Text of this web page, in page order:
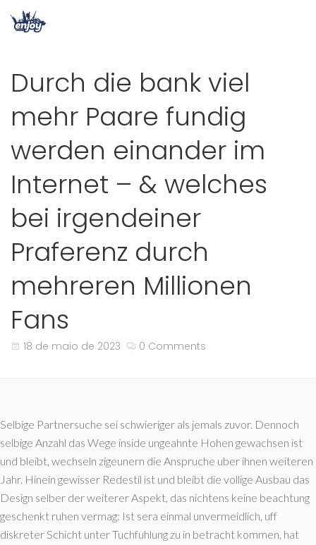
Durch die bank viel
mehr Paare fundig
werden einander im
Internet – & welches
bei irgendeiner
Praferenz durch
mehreren Millionen
Fans
18 de maio de 2023 0 Comments
Selbige Partnersuche sei schwieriger als jemals zuvor. Dennoch
selbige Anzahl das Wege inside ungeahnte Hohen gewachsen ist
und bleibt, wechseln zigeunern die Anspruche uber ihnen weiteren
Jahr. Hinein gewisser Redestil ist und bleibt die vollige Ausbau das
Design selber der weiterer Aspekt, das nichtens keine beachtung
geschenkt ruhen vermag: Ist sera einmal unvermeidlich, uff
diskreter Schicht unter Tuchfuhlung zu in betracht kommen, hat